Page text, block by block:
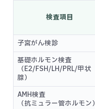
検査項目
子宮がん検診
基礎ホルモン検査
（E2/FSH/LH/PRL/甲状
腺）
AMH検査
（抗ミュラー管ホルモン）